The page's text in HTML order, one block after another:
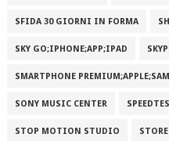
SFIDA 30 GIORNI IN FORMA
SKY GO;IPHONE;APP;IPAD
SMARTPHONE
SONY MUSIC CENTER
STOP MOTION STUDIO STORE